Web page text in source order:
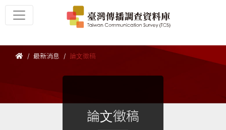
最新消息 論文徵稿
論文徵稿